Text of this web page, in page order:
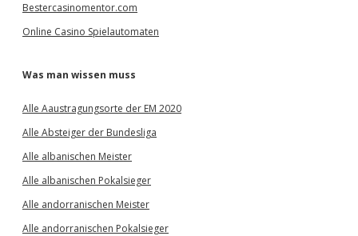
Bestercasinomentor.com
Online Casino Spielautomaten
Was man wissen muss
Alle Aaustragungsorte der EM 2020
Alle Absteiger der Bundesliga
Alle albanischen Meister
Alle albanischen Pokalsieger
Alle andorranischen Meister
Alle andorranischen Pokalsieger